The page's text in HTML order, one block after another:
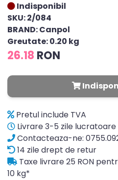
Indisponibil
SKU: 2/084
BRAND: Canpol
Greutate: 0.20 kg
26.18 RON
Pretul include TVA
Livrare 3-5 zile lucratoare
Contacteaza-ne:
14 zile drept de retur
Taxe livrare 25 RON
10 kg*